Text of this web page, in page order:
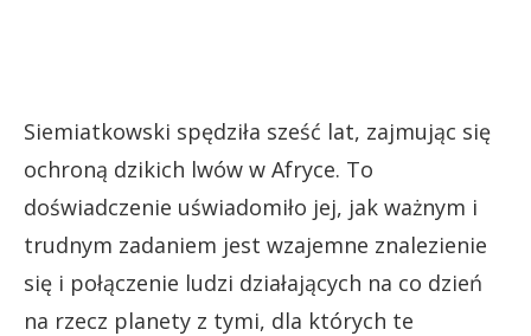
Siemiatkowski spędziła sześć lat, zajmując się
ochroną dzikich lwów w Afryce. To
doświadczenie uświadomiło jej, jak ważnym i
trudnym zadaniem jest wzajemne znalezienie
się i połączenie ludzi działających na co dzień
na rzecz planety z tymi, dla których te